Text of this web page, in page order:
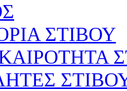
ΣΤΙΒΟΥ